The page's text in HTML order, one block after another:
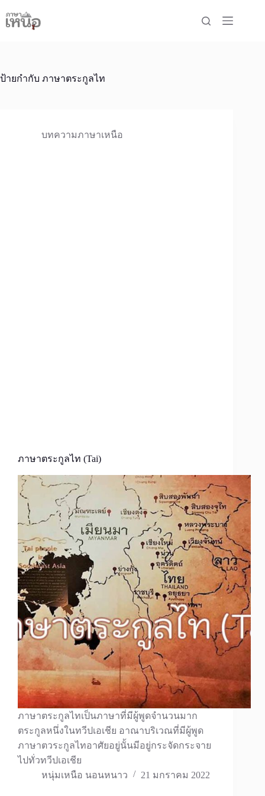
to
content
ป้ายกำกับ ภาษาตระกูลไท
บทความภาษาเหนือ
ภาษาตระกูลไท (Tai)
ภาษาตระกูลไทเป็นภาษาที่มีผู้พูดจำนวนมาก
ตระกูลหนึ่งในทวีปเอเชีย อาณาบริเวณที่มีผู้พูด
ภาษาตวระกูลไทอาศัยอยู่นั้นมีอยู่กระจัดกระจาย
ไปทั่วทวีปเอเชีย
หนุ่มเหนือ นอนหนาว
21 มกราคม 2022